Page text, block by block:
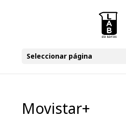
Seleccionar página
Movistar+